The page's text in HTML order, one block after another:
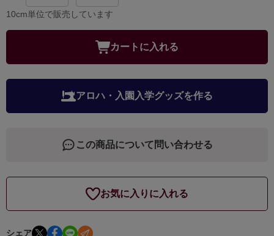
10cm単位で販売しています
カートに入れる
アロハ・入園入学グッズを作る
この商品について問い合わせる
お気に入りに入れる
シェア